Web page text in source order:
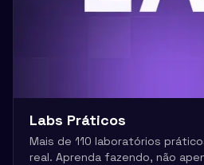
Labs Práticos
Mais de 110 laboratórios
real. Aprenda fazendo, não